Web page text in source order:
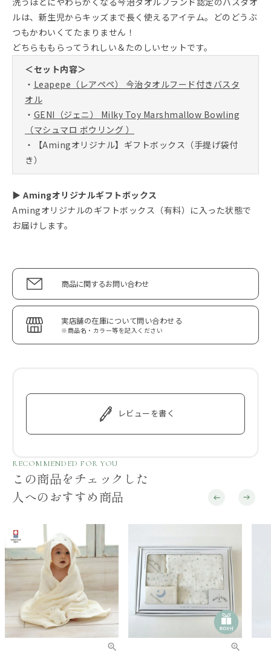
ルは、新生児からキッズまで長く使えるアイテム。どのどうぶ
つもかわいくてたまりません！
どちらももらってうれしい＆たのしいセットです。
＜セット内容＞
・ Leapepe（レアペペ） 今治タオルフード付きバスタ
オル
・ GENI（ジェニ） Milky Toy Marshmallow Bowling
（マシュマロ ボウリング ）
・【Amingオリジナル】ギフトボックス（手提げ袋付
き）
▶ Amingオリジナルギフトボックス
Amingオリジナルのギフトボックス（有料）に入った状態で
お届けします。
商品に関するお問い合わせ
実店舗の在庫について問い合わせる
※商品名・カラー等を記入ください
レビューを書く
RECOMMENDED FOR YOU
この商品をチェックした
人へのおすすめ商品